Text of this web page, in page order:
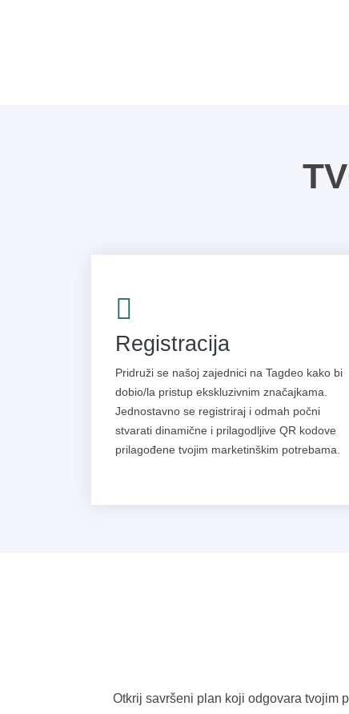
Registracija
Pridruži se našoj zajednici na Tagdeo kako bi
dobio/la pristup ekskluzivnim značajkama.
Jednostavno se registriraj i odmah počni
stvarati dinamične i prilagodljive QR kodove
prilagođene tvojim marketinškim potrebama.
Otkrij savršeni plan koji odgovara tvojim